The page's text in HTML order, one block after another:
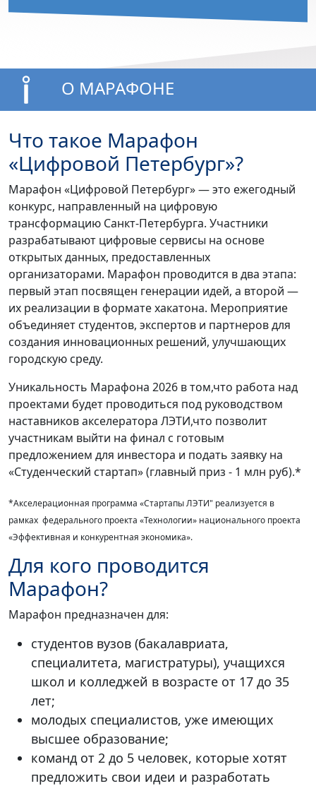
О МАРАФОНЕ
Что такое Марафон
«Цифровой Петербург»?
Марафон «Цифровой Петербург» — это ежегодный
конкурс, направленный на цифровую
трансформацию Санкт-Петербурга. Участники
разрабатывают цифровые сервисы на основе
открытых данных, предоставленных
организаторами. Марафон проводится в два этапа:
первый этап посвящен генерации идей, а второй —
их реализации в формате хакатона. Мероприятие
объединяет студентов, экспертов и партнеров для
создания инновационных решений, улучшающих
городскую среду.
Уникальность Марафона 2026 в том,что работа над
проектами будет проводиться под руководством
наставников акселератора ЛЭТИ,что позволит
участникам выйти на финал с готовым
предложением для инвестора и подать заявку на
«Студенческий стартап» (главный приз - 1 млн руб).*
*Акселерационная программа «Стартапы ЛЭТИ" реализуется в
рамках федерального проекта «Технологии» национального проекта
«Эффективная и конкурентная экономика».
Для кого проводится
Марафон?
Марафон предназначен для:
студентов вузов (бакалавриата,
специалитета, магистратуры), учащихся
школ и колледжей в возрасте от 17 до 35
лет;
молодых специалистов, уже имеющих
высшее образование;
команд от 2 до 5 человек, которые хотят
предложить свои идеи и разработать